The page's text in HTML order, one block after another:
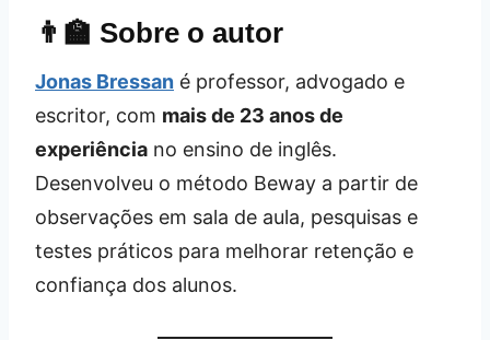
👨‍🏫 Sobre o autor
Jonas Bressan é professor, advogado e
escritor, com mais de 23 anos de
experiência no ensino de inglês.
Desenvolveu o método Beway a partir de
observações em sala de aula, pesquisas e
testes práticos para melhorar retenção e
confiança dos alunos.